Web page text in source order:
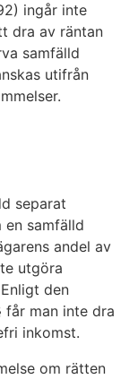
ingår inte
dra av räntan
samfälld
utifrån
separat
samfälld
andel av
utgöra
den
får man inte dra
inkomst.
om rätten